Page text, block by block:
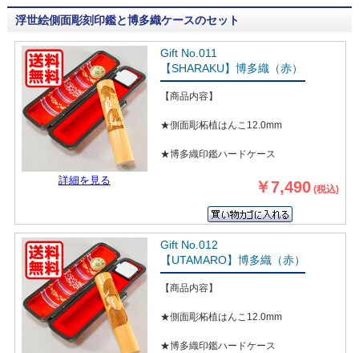
浮世絵側面彫刻印鑑と博多織ケースのセット
詳細を見る
Gift No.011
【SHARAKU】博多織（赤）
【商品内容】
★側面彫柘植はんこ12.0mm
★博多織印鑑ハードケース
￥7,490 (税込)
Gift No.012
【UTAMARO】博多織（赤）
【商品内容】
★側面彫柘植はんこ12.0mm
★博多織印鑑ハードケース